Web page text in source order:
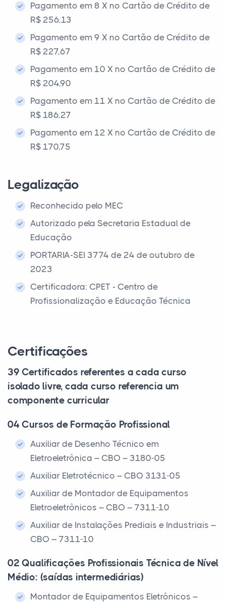
Pagamento em 8 X no Cartão de Crédito de
R$ 256,13
Pagamento em 9 X no Cartão de Crédito de
R$ 227,67
Pagamento em 10 X no Cartão de Crédito de
R$ 204,90
Pagamento em 11 X no Cartão de Crédito de
R$ 186,27
Pagamento em 12 X no Cartão de Crédito de
R$ 170,75
Legalização
Reconhecido pelo MEC
Autorizado pela Secretaria Estadual de
Educação
PORTARIA-SEI 3774 de 24 de outubro de
2023
Certificadora: CPET - Centro de
Profissionalização e Educação Técnica
Certificações
39 Certificados referentes a cada curso
isolado livre, cada curso referencia um
componente curricular
04 Cursos de Formação Profissional
Auxiliar de Desenho Técnico em
Eletroeletrônica – CBO – 3180-05
Auxiliar Eletrotécnico – CBO 3131-05
Auxiliar de Montador de Equipamentos
Eletroeletrônicos – CBO – 7311-10
Auxiliar de Instalações Prediais e Industriais –
CBO – 7311-10
02 Qualificações Profissionais Técnica de Nível
Médio: (saídas intermediárias)
Montador de Equipamentos Eletrônicos –